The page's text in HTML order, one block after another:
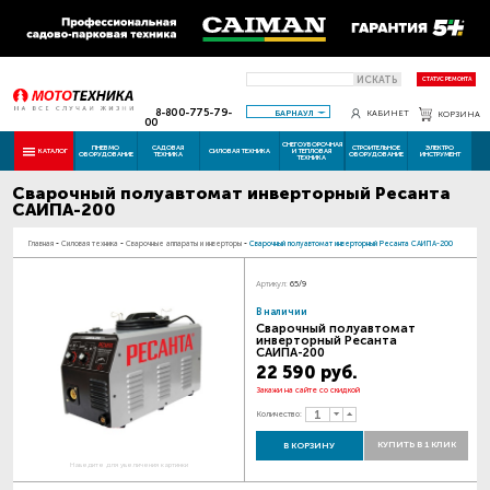
ИСКАТЬ СТАТУС РЕМОНТА
8-800-775-79-
00
БАРНАУЛ КАБИНЕТ КОРЗИНА
КАТАЛОГ ПНЕВМО
ОБОРУДОВАНИЕ
САДОВАЯ
ТЕХНИКА СИЛОВАЯ ТЕХНИКА
СНЕГОУБОРОЧНАЯ
И ТЕПЛОВАЯ
ТЕХНИКА
СТРОИТЕЛЬНОЕ
ОБОРУДОВАНИЕ
ЭЛЕКТРО
ИНСТРУМЕНТ
Сварочный полуавтомат инверторный Ресанта
САИПА-200
Главная - Силовая техника - Сварочные аппараты и инверторы - Сварочный полуавтомат инверторный Ресанта САИПА-200
Наведите для увеличения картинки
Артикул: 65/9
В наличии
Сварочный полуавтомат
инверторный Ресанта
САИПА-200
22 590 руб.
Закажи на сайте со скидкой
Количество:
В КОРЗИНУ КУПИТЬ В 1 КЛИК